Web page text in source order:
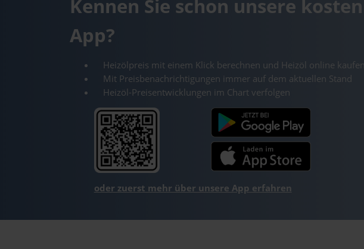
Kennen Sie schon unsere
App?
Heizölpreis mit einem Klick berechnen und Heizöl online kaufen
Mit Preisbenachrichtigungen immer auf dem aktuellen Stand
Heizöl-Preisentwicklungen im Chart verfolgen
oder zuerst mehr über unsere App erfahren